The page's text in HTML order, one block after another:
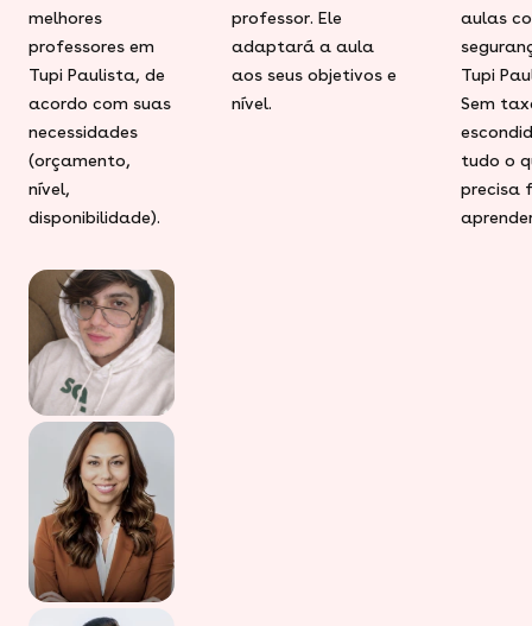
melhores
professores em
Tupi Paulista, de
acordo com suas
necessidades
(orçamento,
nível,
disponibilidade).
professor. Ele
adaptará a aula
aos seus objetivos e
nível.
aulas
Tupi
Sem
tudo o
precisa